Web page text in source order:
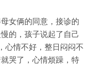
女俩的同意，接诊的
的，孩子说起了自己
心情不好，整日闷闷不
哭了，心情烦躁，特